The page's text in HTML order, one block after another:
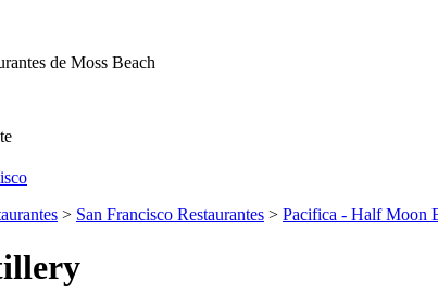
> San Francisco Restaurantes > Pacifica - Half Moon